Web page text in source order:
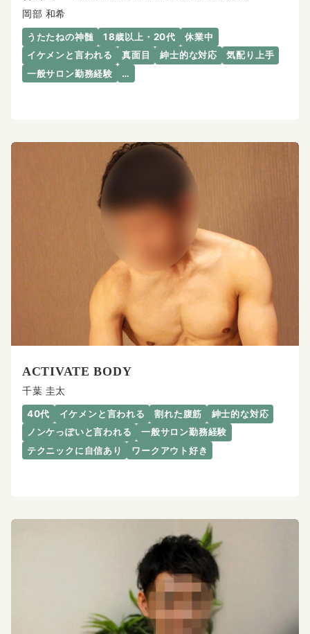
岡部 和希
うたたねの神髄 18歳以上・20代
休業中
イケメンと言われる
真面目 紳士的な対応
気配り上手
一般サロン勤務経験
…
ACTIVATE BODY
千葉 圭太
40代 イケメンと言われる 割れた腹筋
紳士的な対応
ノンケっぽいと言われる
一般サロン勤務経験
テクニックに自信あり
ワークアウト好き